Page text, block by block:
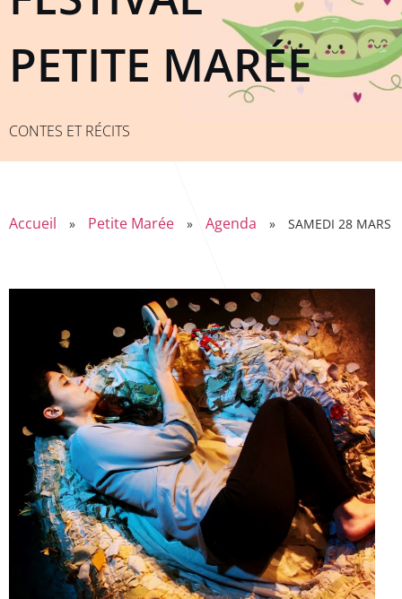
PETITE MARÉE
CONTES ET RÉCITS
Accueil » Petite Marée » Agenda » SAMEDI 28 MARS